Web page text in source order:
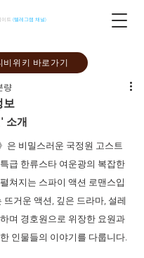
이트 (텔레그램 채널)
비위키 바로가기
보
량
소개
은 비밀스러운 국정원 고스트
급 한류스타 여운광의 복잡한
쳐지는 스파이 액션 로맨스입
뜨거운 액션, 깊은 드라마, 설레
며 경호원으로 위장한 요원과
인물들의 이야기를 다룹니다.